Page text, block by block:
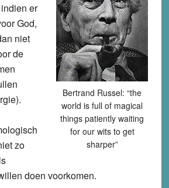
Bertrand Russel: “the
world is full of magical
things patiently waiting
for our wits to get
sharper”
er
God,
niet
de
zo
doen voorkomen.